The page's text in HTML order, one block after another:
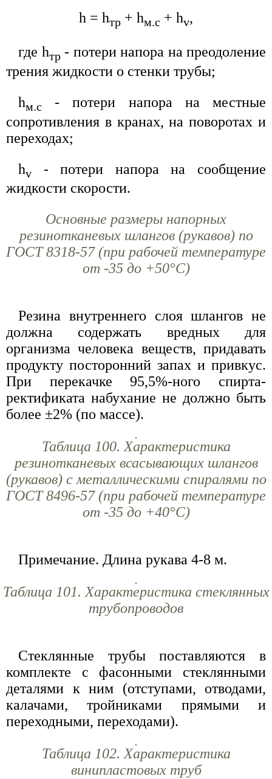
h = hтp + hм.c + hv,
где hтp - потери напора на преодоление
трения жидкости о стенки трубы;
hм.с
- потери напора на местные
сопротивления в кранах, на поворотах и
переходах;
hv - потери напора на сообщение
жидкости скорости.
Основные размеры напорных
резинотканевых шлангов (рукавов) по
ГОСТ 8318-57 (при рабочей температуре
от -35 до +50°С)
Резина внутреннего слоя шлангов не
должна содержать вредных для
организма человека веществ, придавать
продукту посторонний запах и привкус.
При перекачке 95,5%-ного спирта-
ректификата набухание не должно быть
более ±2% (по массе).
Таблица 100. Характеристика
резинотканевых всасывающих шлангов
(рукавов) с металлическими спиралями по
ГОСТ 8496-57 (при рабочей температуре
от -35 до +40°С)
Примечание. Длина рукава 4-8 м.
Таблица 101. Характеристика стеклянных
трубопроводов
Стеклянные трубы поставляются в
комплекте с фасонными стеклянными
деталями к ним (отступами, отводами,
калачами, тройниками прямыми и
переходными, переходами).
Таблица 102. Характеристика
винипластовых труб